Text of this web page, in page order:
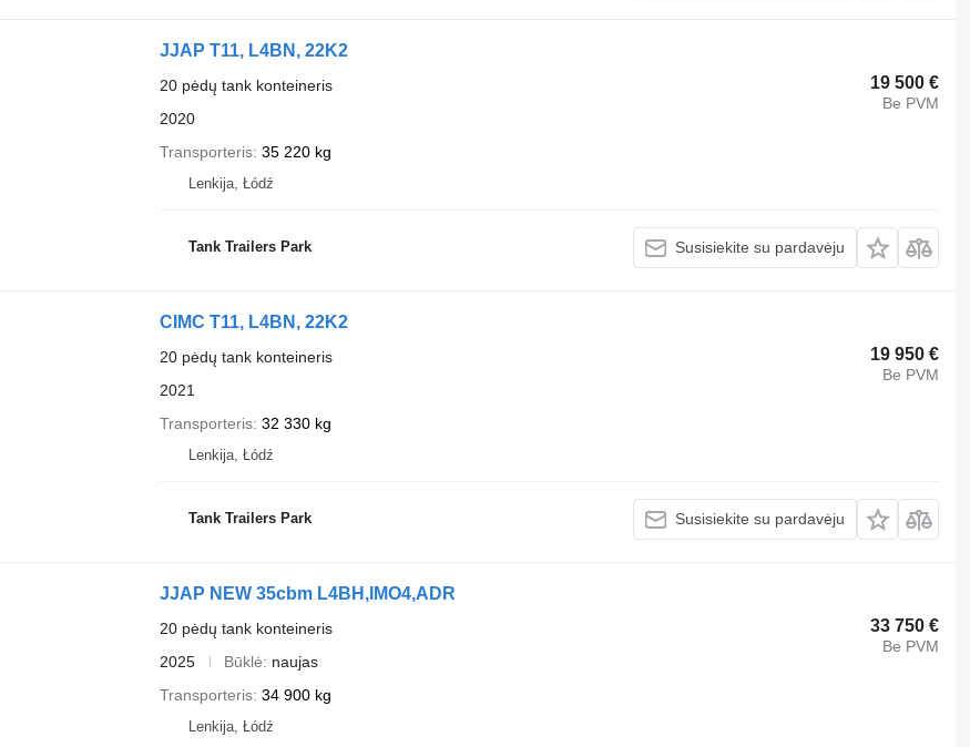
JJAP T11, L4BN, 22K2
19 500 €
Be PVM
20 pėdų tank konteineris
2020
Transporteris 35 220 kg
Lenkija, Łódź
Tank Trailers Park Susisiekite su pardavėju
CIMC T11, L4BN, 22K2
19 950 €
Be PVM
20 pėdų tank konteineris
2021
Transporteris 32 330 kg
Lenkija, Łódź
Tank Trailers Park Susisiekite su pardavėju
JJAP NEW 35cbm L4BH,IMO4,ADR
33 750 €
Be PVM
20 pėdų tank konteineris
2025
Būklė
naujas
Transporteris 34 900 kg
Lenkija, Łódź